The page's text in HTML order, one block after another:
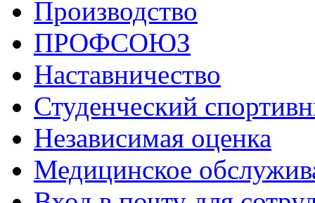
Производство
ПРОФСОЮЗ
Наставничество
Студенческий
Независимая оценка
Медицинское